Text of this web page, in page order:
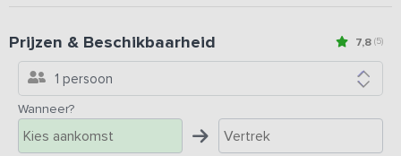
7,8 (5)
Prijzen & Beschikbaarheid
1 persoon
Wanneer?